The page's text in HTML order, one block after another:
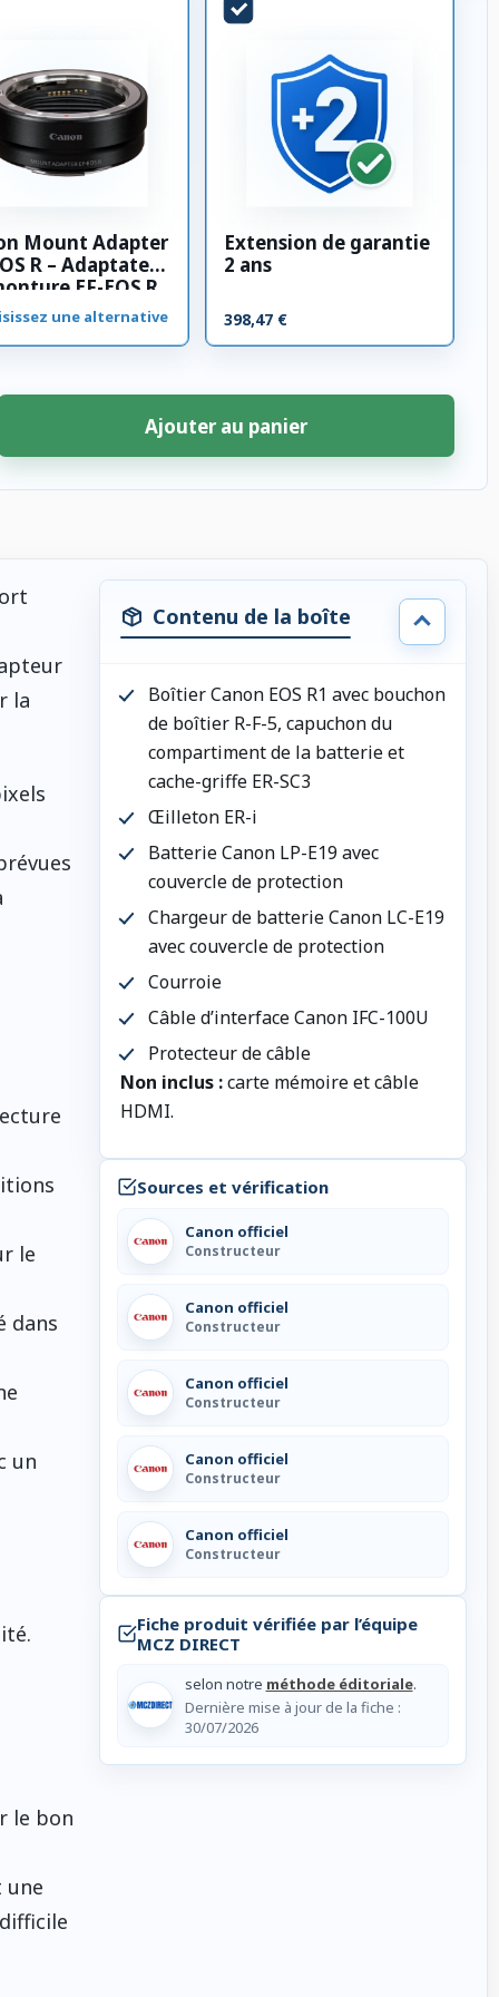
Mount Adapter
R – Adaptateur
EF-EOS R
une alternative
Extension de garantie
2 ans
398,47 €
Ajouter au panier
la
le
dans
un
le bon
une
Contenu de la boîte
Boîtier Canon EOS R1 avec bouchon
de boîtier R-F-5, capuchon du
compartiment de la batterie et
cache-griffe ER-SC3
Œilleton ER-i
Batterie Canon LP-E19 avec
couvercle de protection
Chargeur de batterie Canon LC-E19
avec couvercle de protection
Courroie
Câble d’interface Canon IFC-100U
Protecteur de câble
Non inclus :carte mémoire et câble
HDMI.
Sources et vérification
Canon officiel
Constructeur
Canon officiel
Constructeur
Canon officiel
Constructeur
Canon officiel
Constructeur
Canon officiel
Constructeur
Fiche produit vérifiée par l’équipe
MCZ DIRECT
selon notre méthode éditoriale.
Dernière mise à jour de la fiche :
30/07/2026